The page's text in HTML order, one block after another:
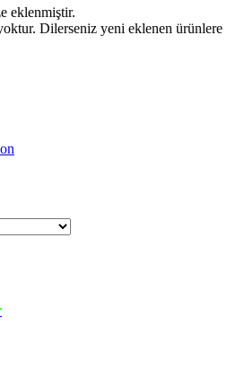
eklenmiştir.
Dilerseniz yeni eklenen ürünlere